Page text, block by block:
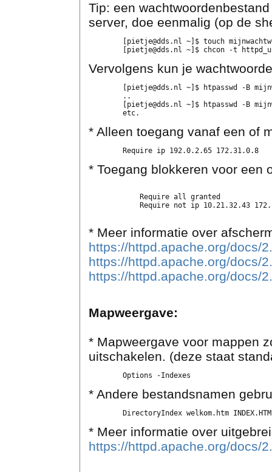
Tip: een
server, doe eenmalig (op de
Vervolgens kun je
* Alleen toegang vanaf een of
* Toegang blokkeren voor een
* Meer informatie over
https://httpd.apache.org/docs/
https://httpd.apache.org/docs/
https://httpd.apache.org/docs/
Mapweergave:
* Mapweergave voor mappen
uitschakelen. (deze staat
* Andere bestandsnamen
* Meer informatie over
https://httpd.apache.org/docs/